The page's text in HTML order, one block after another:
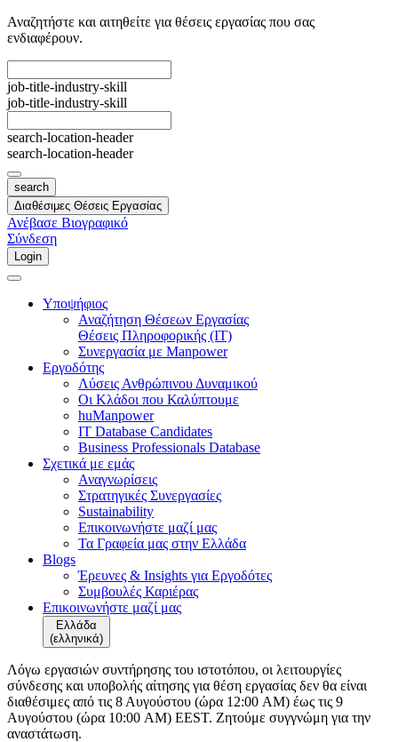
Αναζητήστε και αιτηθείτε για θέσεις εργασίας που σας
ενδιαφέρουν.
job-title-industry-skill
job-title-industry-skill
search-location-header
search-location-header
search
Διαθέσιμες Θέσεις Εργασίας
Ανέβασε Βιογραφικό
Σύνδεση
Login
Υποψήφιος
Αναζήτηση Θέσεων Εργασίας
Θέσεις Πληροφορικής (IT)
Συνεργασία με Manpower
Εργοδότης
Λύσεις Ανθρώπινου Δυναμικού
Οι Κλάδοι που Καλύπτουμε
huManpower
IT Database Candidates
Business Professionals Database
Σχετικά με εμάς
Αναγνωρίσεις
Στρατηγικές Συνεργασίες
Sustainability
Επικοινωνήστε μαζί μας
Τα Γραφεία μας στην Ελλάδα
Blogs
Έρευνες & Insights για Εργοδότες
Συμβουλές Καριέρας
Επικοινωνήστε μαζί μας
Ελλάδα
(ελληνικά)
Λόγω εργασιών συντήρησης του ιστοτόπου, οι λειτουργίες
σύνδεσης και υποβολής αίτησης για θέση εργασίας δεν θα είναι
διαθέσιμες από τις 8 Αυγούστου (ώρα 12:00 AM) έως τις 9
Αυγούστου (ώρα 10:00 AM) EEST. Ζητούμε συγγνώμη για την
αναστάτωση.